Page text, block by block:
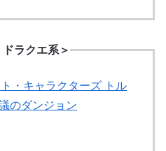
ラクエ系＞
・キャラクターズ トル
のダンジョン